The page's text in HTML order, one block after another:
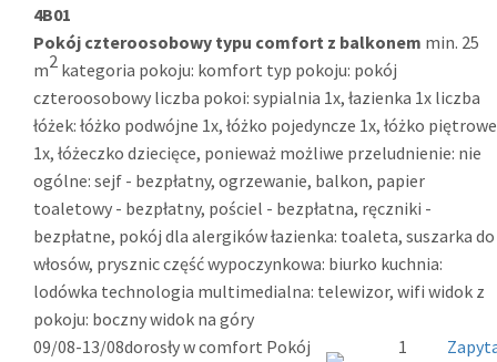
4B01
Pokój czteroosobowy typu comfort z balkonem min. 25
m2 kategoria pokoju: komfort typ pokoju: pokój
czteroosobowy liczba pokoi: sypialnia 1x, łazienka 1x liczba
łóżek: łóżko podwójne 1x, łóżko pojedyncze 1x, łóżko piętrowe
1x, łóżeczko dziecięce, ponieważ możliwe przeludnienie: nie
ogólne: sejf - bezpłatny, ogrzewanie, balkon, papier
toaletowy - bezpłatny, pościel - bezpłatna, ręczniki -
bezpłatne, pokój dla alergików łazienka: toaleta, suszarka do
włosów, prysznic część wypoczynkowa: biurko kuchnia:
lodówka technologia multimedialna: telewizor, wifi widok z
pokoju: boczny widok na góry
09/08-13/08dorosły w comfort Pokój
1